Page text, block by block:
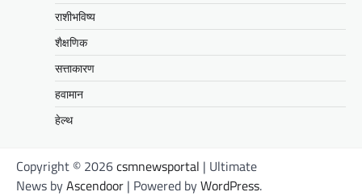
राशीभविष्य
शैक्षणिक
सत्ताकारण
हवामान
हेल्थ
Copyright © 2026csmnewsportal | Ultimate
News byAscendoor | Powered byWordPress.